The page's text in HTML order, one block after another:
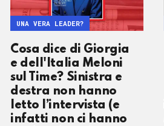
Cosa dice di Giorgia
e dell'Italia Meloni
sul Time? Sinistra e
destra non hanno
letto l’intervista (e
infatti non ci hanno
UNA VERA LEADER?